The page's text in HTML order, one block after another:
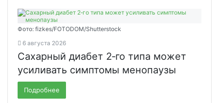
Фото: fizkes/FOTODOM/Shutterstock
6 августа 2026
Сахарный диабет 2‑го типа может
усиливать симптомы менопаузы
Подробнее